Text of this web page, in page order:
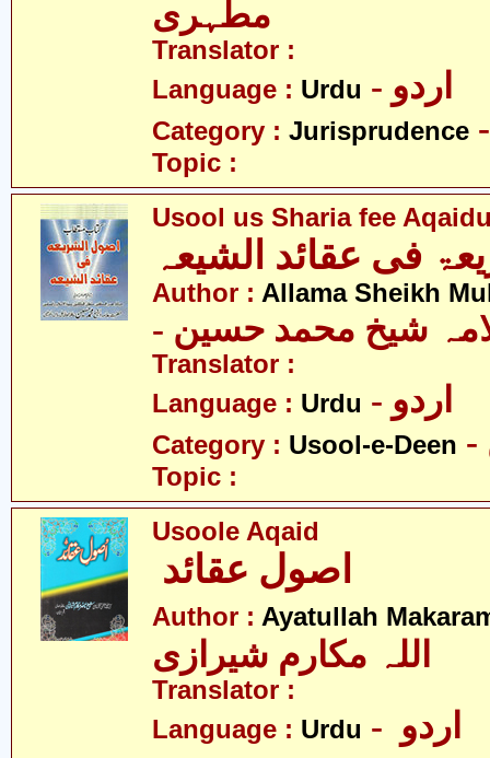
مطہری
Translator :
Language : Urdu - اردو
Category : Jurisprudence
Topic :
Usool us Sharia fee
فی عقائد الشیعہ
Author : Allama Sheikh
شیخ محمد حسین
Translator :
Language : Urdu - اردو
Category : Usool-e-Deen
Topic :
Usoole Aqaid
اصول عقائد
Author : Ayatullah
اللہ مکارم شیرازی
Translator :
Language : Urdu